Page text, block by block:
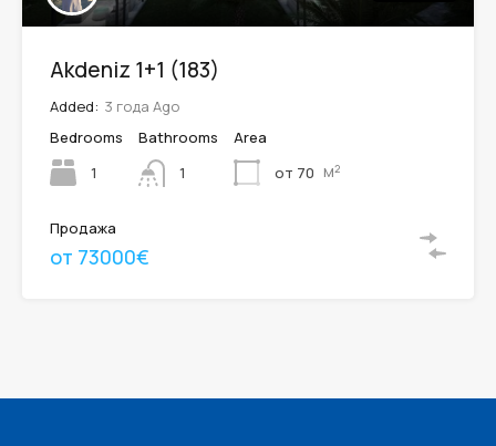
Akdeniz 1+1 (183)
Added: 3 года Ago
Bedrooms
1
Bathrooms
1
Area
от 70 м²
Продажа
от 73000€